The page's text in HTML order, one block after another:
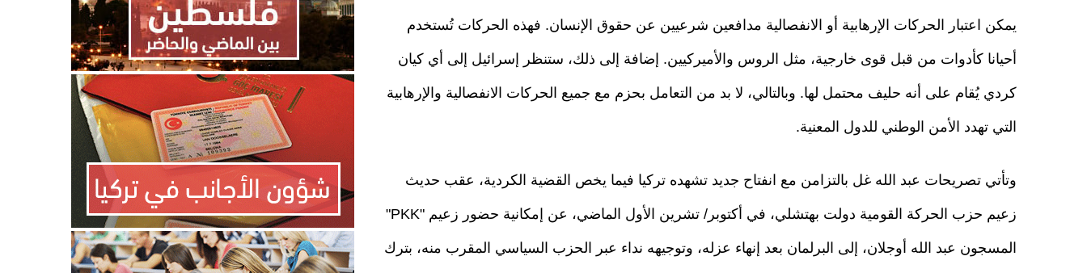
يمكن اعتبار الحركات الإرهابية أو الانفصالية مدافعين شرعيين عن حقوق الإنسان. فهذه الحركات تُستخدم
أحيانا كأدوات من قبل قوى خارجية، مثل الروس والأميركيين. إضافة إلى ذلك، ستنظر إسرائيل إلى أي كيان
كردي يُقام على أنه حليف محتمل لها. وبالتالي، لا بد من التعامل بحزم مع جميع الحركات الانفصالية والإرهابية
التي تهدد الأمن الوطني للدول المعنية.
وتأتي تصريحات عبد الله غل بالتزامن مع انفتاح جديد تشهده تركيا فيما يخص القضية الكردية، عقب حديث
زعيم حزب الحركة القومية دولت بهتشلي، في أكتوبر/ تشرين الأول الماضي، عن إمكانية حضور زعيم "PKK"
المسجون عبد الله أوجلان، إلى البرلمان بعد إنهاء عزله، وتوجيهه نداء عبر الحزب السياسي المقرب منه، بترك